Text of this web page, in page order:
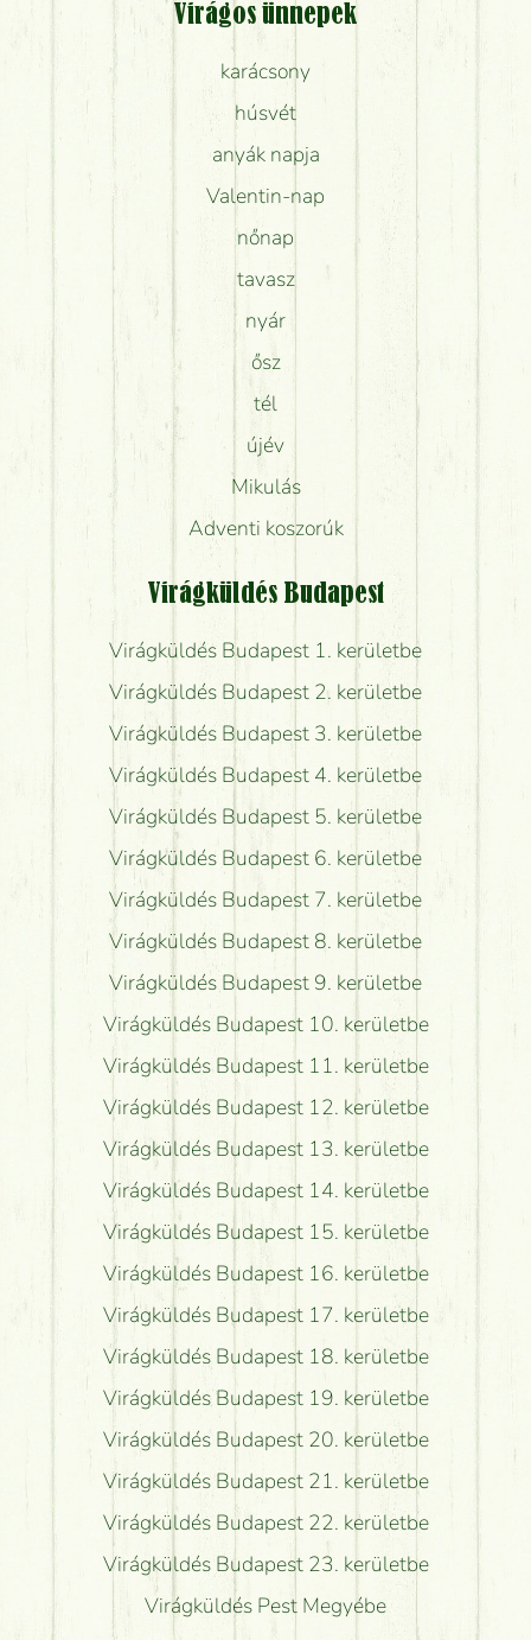
Virágos ünnepek
karácsony
húsvét
anyák napja
Valentin-nap
nőnap
tavasz
nyár
ősz
tél
újév
Mikulás
Adventi koszorúk
Virágküldés Budapest
Virágküldés Budapest 1. kerületbe
Virágküldés Budapest 2. kerületbe
Virágküldés Budapest 3. kerületbe
Virágküldés Budapest 4. kerületbe
Virágküldés Budapest 5. kerületbe
Virágküldés Budapest 6. kerületbe
Virágküldés Budapest 7. kerületbe
Virágküldés Budapest 8. kerületbe
Virágküldés Budapest 9. kerületbe
Virágküldés Budapest 10. kerületbe
Virágküldés Budapest 11. kerületbe
Virágküldés Budapest 12. kerületbe
Virágküldés Budapest 13. kerületbe
Virágküldés Budapest 14. kerületbe
Virágküldés Budapest 15. kerületbe
Virágküldés Budapest 16. kerületbe
Virágküldés Budapest 17. kerületbe
Virágküldés Budapest 18. kerületbe
Virágküldés Budapest 19. kerületbe
Virágküldés Budapest 20. kerületbe
Virágküldés Budapest 21. kerületbe
Virágküldés Budapest 22. kerületbe
Virágküldés Budapest 23. kerületbe
Virágküldés Pest Megyébe